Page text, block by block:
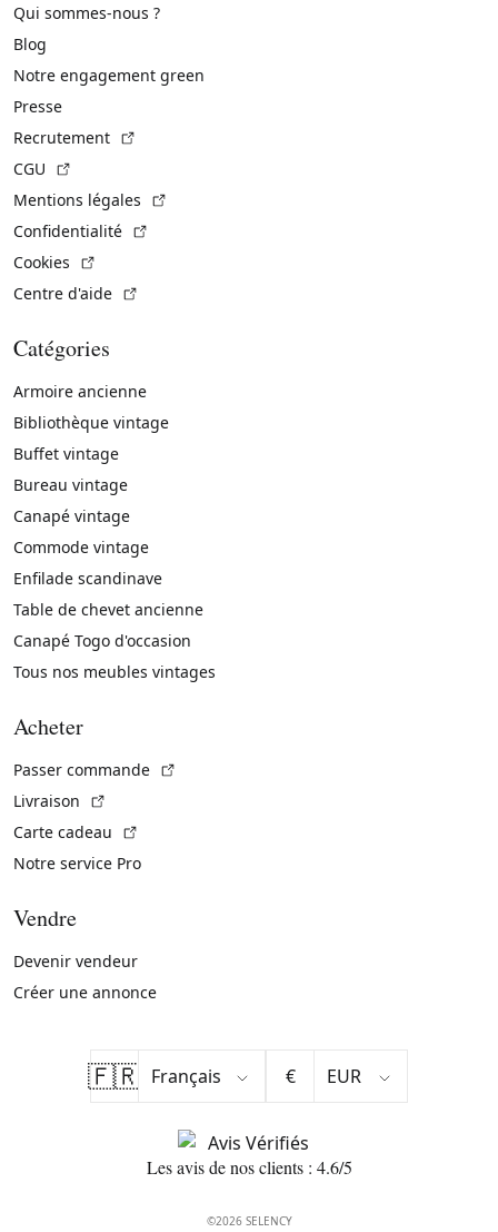
Qui sommes-nous ?
Blog
Notre engagement green
Presse
Recrutement
CGU
Mentions légales
Confidentialité
Cookies
Centre d'aide
Catégories
Armoire ancienne
Bibliothèque vintage
Buffet vintage
Bureau vintage
Canapé vintage
Commode vintage
Enfilade scandinave
Table de chevet ancienne
Canapé Togo d'occasion
Tous nos meubles vintages
Acheter
Passer commande
Livraison
Carte cadeau
Notre service Pro
Vendre
Devenir vendeur
Créer une annonce
🇫🇷 €
Les avis de nos clients : 4.6/5
©2026 SELENCY